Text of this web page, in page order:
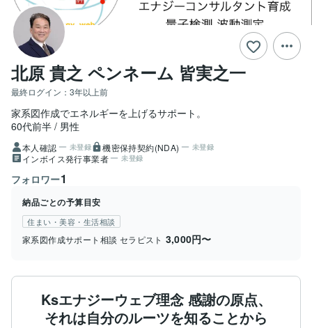
北原 貴之 ペンネーム 皆実之一
最終ログイン： 3年以上前
家系図作成でエネルギーを上げるサポート。
60代前半
男性
本人確認 未登録 機密保持契約(NDA) 未登録
インボイス発行事業者 未登録
フォロワー1
納品ごとの予算目安
住まい・美容・生活相談
家系図作成サポート相談 セラピスト 3,000円〜
Ksエナジーウェブ理念 感謝の原点、
それは自分のルーツを知ることから